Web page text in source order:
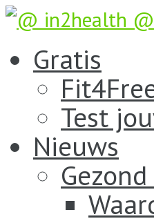
Gratis
Test
Nieuws